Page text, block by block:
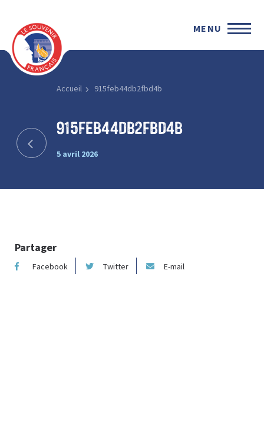
MENU
Accueil 915feb44db2fbd4b
915feb44db2fbd4b
5 avril 2026
Partager
Facebook Twitter E-mail